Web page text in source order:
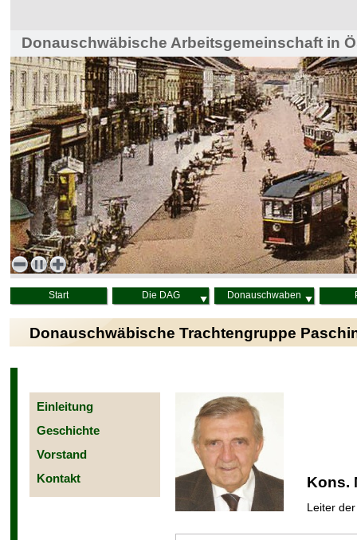
Haus der Heimat, Wien
Donauschwäbische Arbeitsgemeinschaft in
Start Die DAG Donauschwaben
Donauschwäbische Trachtengruppe
Einleitung
Geschichte
Vorstand
Kontakt
Kons.
Leiter